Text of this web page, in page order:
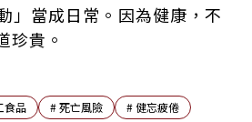
」當成日常。因為健康，不
珍貴。
食品 #死亡風險 #健忘疲倦